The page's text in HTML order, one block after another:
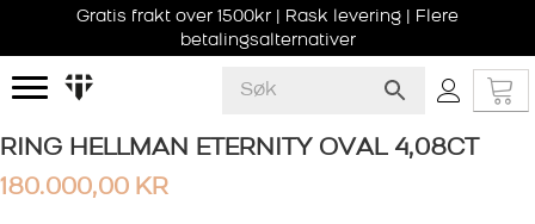
Gratis frakt over 1500kr | Rask levering | Flere
betalingsalternativer
RING HELLMAN ETERNITY OVAL 4,08CT
180.000,00 KR